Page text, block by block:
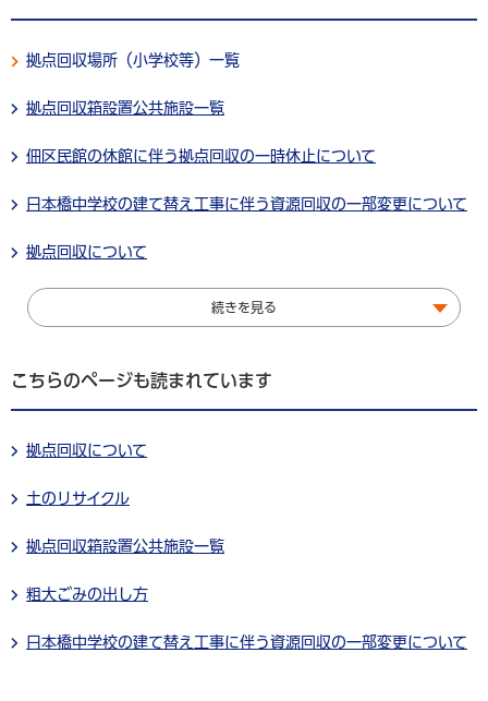
拠点回収場所（小学校等）一覧
拠点回収箱設置公共施設一覧
佃区民館の休館に伴う拠点回収の一時休止について
日本橋中学校の建て替え工事に伴う資源回収の一部変更について
拠点回収について
続きを見る
こちらのページも読まれています
拠点回収について
土のリサイクル
拠点回収箱設置公共施設一覧
粗大ごみの出し方
日本橋中学校の建て替え工事に伴う資源回収の一部変更について